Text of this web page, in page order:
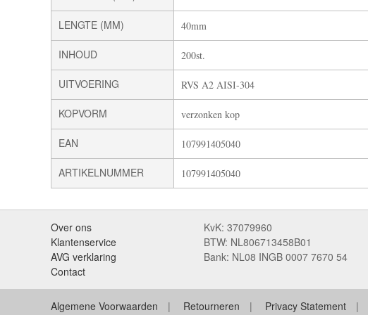
LENGTE (MM) 40mm
INHOUD 200st.
UITVOERING RVS A2 AISI-304
KOPVORM verzonken kop
EAN 107991405040
ARTIKELNUMMER 107991405040
Over ons
Klantenservice
AVG verklaring
Contact
KvK: 37079960
BTW: NL806713458B01
Bank: NL08 INGB 0007 7670 54
Algemene Voorwaarden Retourneren Privacy Statement